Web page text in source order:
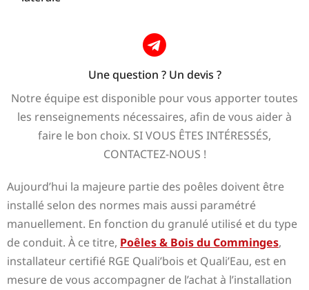
Une question ? Un devis ?
Notre équipe est disponible pour vous apporter toutes
les renseignements nécessaires, afin de vous aider à
faire le bon choix. SI VOUS ÊTES INTÉRESSÉS,
CONTACTEZ-NOUS !
Aujourd’hui la majeure partie des poêles doivent être
installé selon des normes mais aussi paramétré
manuellement. En fonction du granulé utilisé et du type
de conduit. À ce titre, Poêles & Bois du Comminges,
installateur certifié RGE Quali’bois et Quali’Eau, est en
mesure de vous accompagner de l’achat à l’installation